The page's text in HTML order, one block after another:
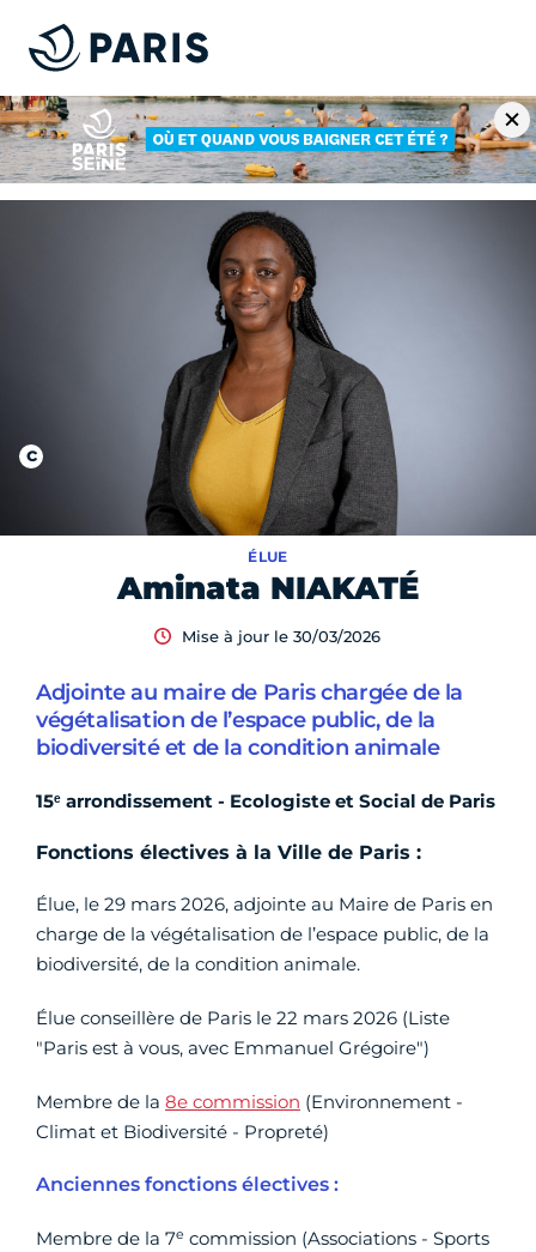
Aminata NIAKATÉ
ÉLUE
Mise à jour le 30/03/2026
Adjointe au maire de Paris chargée de la
végétalisation de l’espace public, de la
biodiversité et de la condition animale
15ᵉ arrondissement - Ecologiste et Social de Paris
Fonctions électives à la Ville de Paris :
Élue, le 29 mars 2026, adjointe au Maire de Paris en
charge de la végétalisation de l’espace public, de la
biodiversité, de la condition animale.
Élue conseillère de Paris le 22 mars 2026 (Liste
"Paris est à vous, avec Emmanuel Grégoire")
Membre de la 8e commission (Environnement -
Climat et Biodiversité - Propreté)
Anciennes fonctions électives :
Membre de la 7e commission (Associations - Sports